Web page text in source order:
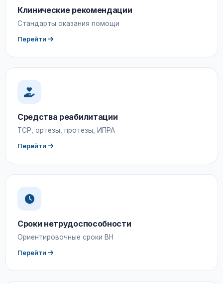
Клинические рекомендации
Стандарты оказания помощи
Перейти
Средства реабилитации
ТСР, ортезы, протезы, ИПРА
Перейти
Сроки нетрудоспособности
Ориентировочные сроки ВН
Перейти